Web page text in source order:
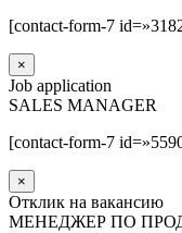
[contact-form-7
×
Job application
SALES MANAGER
[contact-form-7
×
Отклик на вакансию
МЕНЕДЖЕР ПО